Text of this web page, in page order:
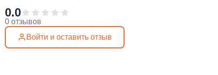
0.0
0 отзывов
Войти и оставить отзыв